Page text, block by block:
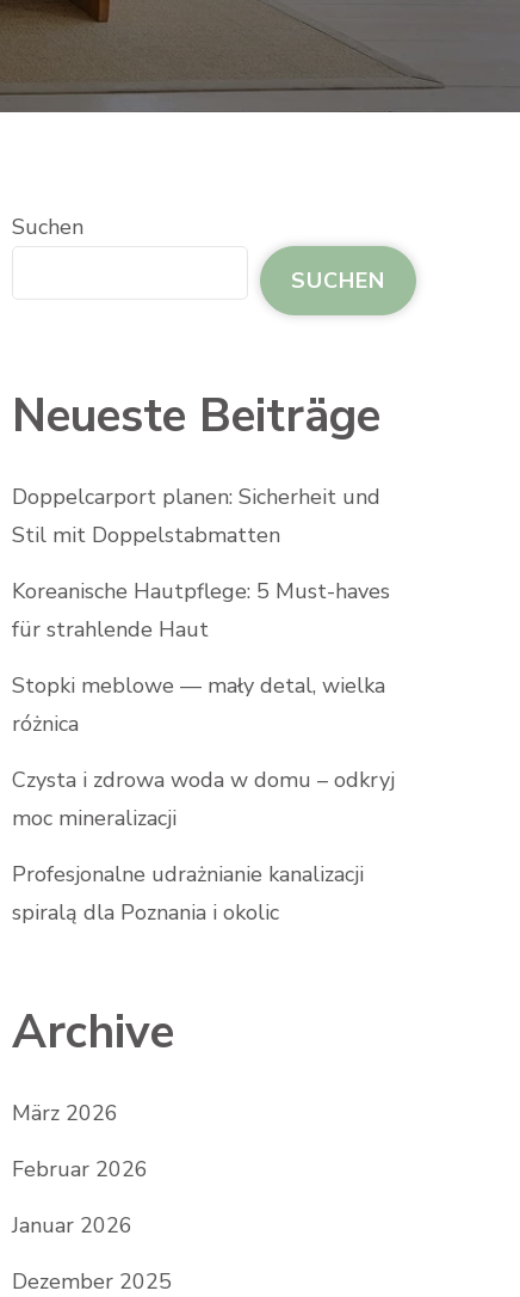
Suchen
SUCHEN
Neueste Beiträge
Doppelcarport planen: Sicherheit und
Stil mit Doppelstabmatten
Koreanische Hautpflege: 5 Must-haves
für strahlende Haut
Stopki meblowe — mały detal, wielka
różnica
Czysta i zdrowa woda w domu – odkryj
moc mineralizacji
Profesjonalne udrażnianie kanalizacji
spiralą dla Poznania i okolic
Archive
März 2026
Februar 2026
Januar 2026
Dezember 2025